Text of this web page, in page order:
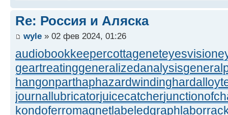
Re: Россия и Аляска
wyle » 02 фев 2024, 01:26
audiobookkeepercottageneteyesvision
geartreatinggeneralizedanalysis
hangonparthaphazardwinding
journallubricatorjuicecatcher
kondoferromagnetlabeledgraph